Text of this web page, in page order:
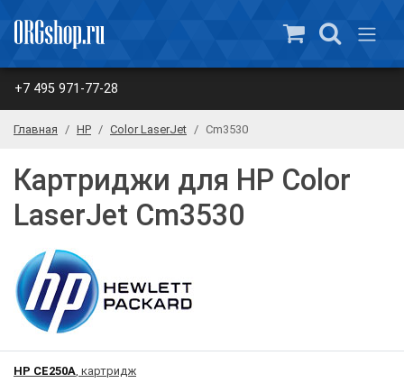
+7 495 971-77-28
Главная HP Color LaserJet Cm3530
Картриджи для HP Color
LaserJet Cm3530
HP CE250A, картридж